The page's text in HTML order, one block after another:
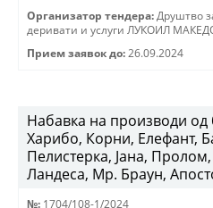
Организатор тендера: Друштво
деривати и услуги ЛУКОИЛ
Прием заявок до: 26.09.2024
Набавка на производи
Харибо, Корни, Елефант,
Пелистерка, Јана,
Ландеса, Мр. Браун,
№: 1704/108-1/2024